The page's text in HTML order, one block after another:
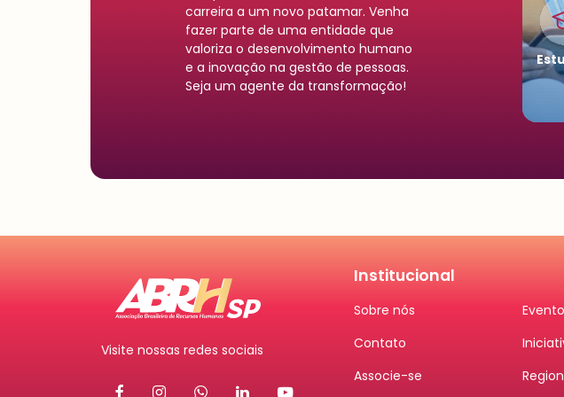
carreira a um novo patamar. Venha
fazer parte de uma entidade que
valoriza o desenvolvimento humano
e a inovação na gestão de pessoas.
Seja um agente da transformação!
Visite nossas redes sociais
Institucional
Sobre nós
Contato
Associe-se